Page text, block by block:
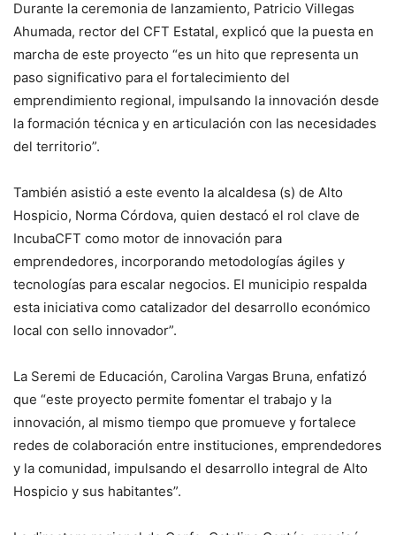
Durante la ceremonia de lanzamiento, Patricio Villegas
Ahumada, rector del CFT Estatal, explicó que la puesta en
marcha de este proyecto “es un hito que representa un
paso significativo para el fortalecimiento del
emprendimiento regional, impulsando la innovación desde
la formación técnica y en articulación con las necesidades
del territorio”.
También asistió a este evento la alcaldesa (s) de Alto
Hospicio, Norma Córdova, quien destacó el rol clave de
IncubaCFT como motor de innovación para
emprendedores, incorporando metodologías ágiles y
tecnologías para escalar negocios. El municipio respalda
esta iniciativa como catalizador del desarrollo económico
local con sello innovador”.
La Seremi de Educación, Carolina Vargas Bruna, enfatizó
que “este proyecto permite fomentar el trabajo y la
innovación, al mismo tiempo que promueve y fortalece
redes de colaboración entre instituciones, emprendedores
y la comunidad, impulsando el desarrollo integral de Alto
Hospicio y sus habitantes”.